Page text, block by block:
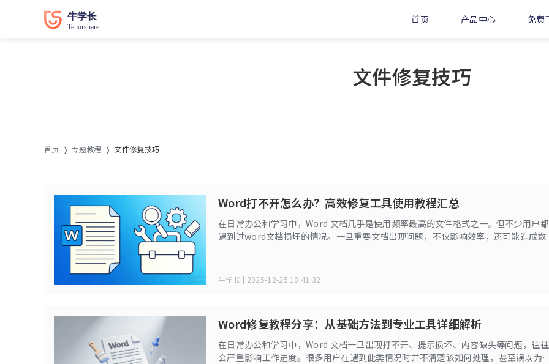
首页 产品中心 免费
文件修复技巧
首页 专题教程 文件修复技巧
Word打不开怎么办？高效修复工具使用教程汇总
在日常办公和学习中，Word 文档几乎是使用频率最高的文件格式之一。但不少用户都
遇到过word文档损坏的情况。一旦重要文档出现问题，不仅影响效率，还可能造成数
牛学长 | 2025-12-25 18:41:32
Word修复教程分享：从基础方法到专业工具详细解析
在日常办公和学习中，Word 文档一旦出现打不开、提示损坏、内容缺失等问题，往往
会严重影响工作进度。很多用户在遇到此类情况时并不清楚该如何处理，甚至误以为